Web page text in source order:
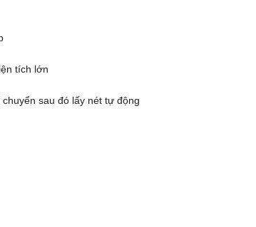
tích lớn
sau đó lấy nét tự động